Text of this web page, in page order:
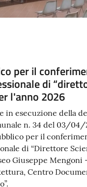
per il
di
l'anno 2026
in esecuzione della
n. 34 del 03/04/
per il
di “Direttore
Giuseppe Mengoni
Centro